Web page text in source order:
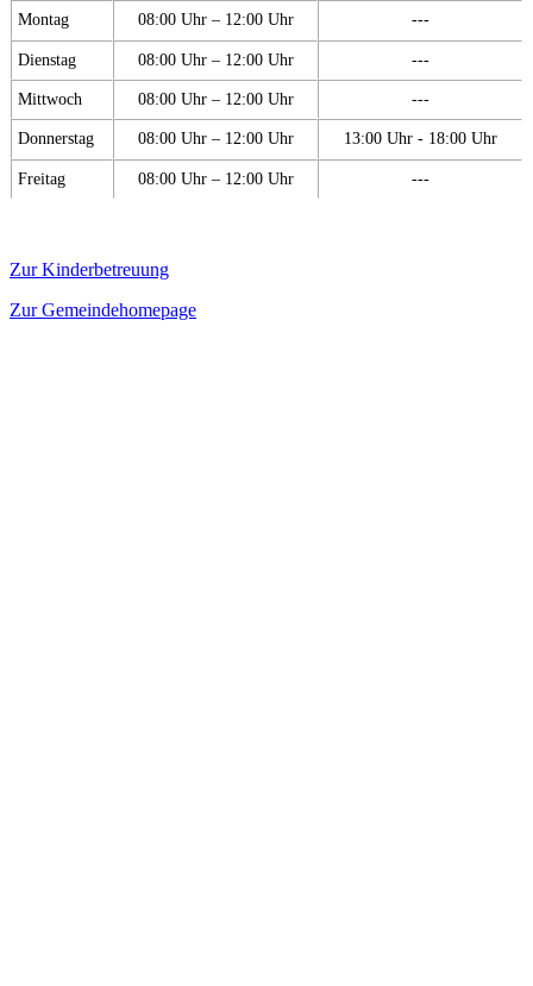
Montag 08:00 Uhr – 12:00 Uhr ---
Dienstag 08:00 Uhr – 12:00 Uhr ---
Mittwoch 08:00 Uhr – 12:00 Uhr ---
Donnerstag 08:00 Uhr – 12:00 Uhr 13:00 Uhr - 18:00 Uhr
Freitag 08:00 Uhr – 12:00 Uhr ---
Zur Kinderbetreuung
Zur Gemeindehomepage